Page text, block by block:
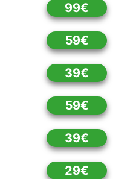
99€
59€
39€
59€
39€
29€